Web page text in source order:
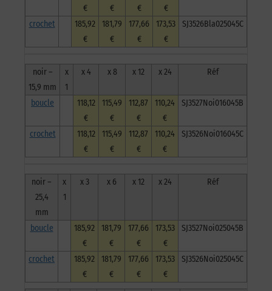
€
€
€
€
crochet
185,92
€
181,79
€
177,66
€
173,53
€
SJ3526Bla025045C
noir –
15,9 mm
x
1
x 4 x 8 x 12 x 24 Réf
boucle
118,12
€
115,49
€
112,87
€
110,24
€
SJ3527Noi016045B
crochet
118,12
€
115,49
€
112,87
€
110,24
€
SJ3526Noi016045C
noir –
25,4
mm
x
1
x 3 x 6 x 12 x 24 Réf
boucle
185,92
€
181,79
€
177,66
€
173,53
€
SJ3527Noi025045B
crochet
185,92
€
181,79
€
177,66
€
173,53
€
SJ3526Noi025045C